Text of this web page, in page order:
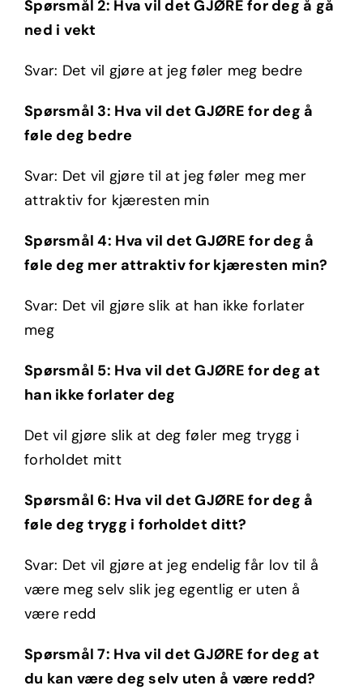
Spørsmål 2: Hva vil det GJØRE for deg å gå
ned i vekt
Svar: Det vil gjøre at jeg føler meg bedre
Spørsmål 3: Hva vil det GJØRE for deg å
føle deg bedre
Svar: Det vil gjøre til at jeg føler meg mer
attraktiv for kjæresten min
Spørsmål 4: Hva vil det GJØRE for deg å
føle deg mer attraktiv for kjæresten min?
Svar: Det vil gjøre slik at han ikke forlater
meg
Spørsmål 5: Hva vil det GJØRE for deg at
han ikke forlater deg
Det vil gjøre slik at deg føler meg trygg i
forholdet mitt
Spørsmål 6: Hva vil det GJØRE for deg å
føle deg trygg i forholdet ditt?
Svar: Det vil gjøre at jeg endelig får lov til å
være meg selv slik jeg egentlig er uten å
være redd
Spørsmål 7: Hva vil det GJØRE for deg at
du kan være deg selv uten å være redd?